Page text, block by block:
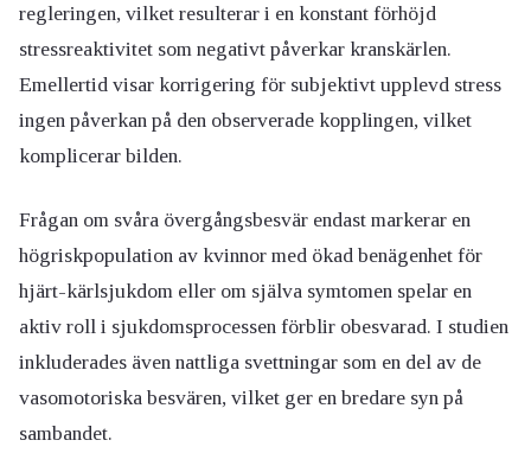
regleringen, vilket resulterar i en konstant förhöjd
stressreaktivitet som negativt påverkar kranskärlen.
Emellertid visar korrigering för subjektivt upplevd stress
ingen påverkan på den observerade kopplingen, vilket
komplicerar bilden.
Frågan om svåra övergångsbesvär endast markerar en
högriskpopulation av kvinnor med ökad benägenhet för
hjärt-kärlsjukdom eller om själva symtomen spelar en
aktiv roll i sjukdomsprocessen förblir obesvarad. I studien
inkluderades även nattliga svettningar som en del av de
vasomotoriska besvären, vilket ger en bredare syn på
sambandet.